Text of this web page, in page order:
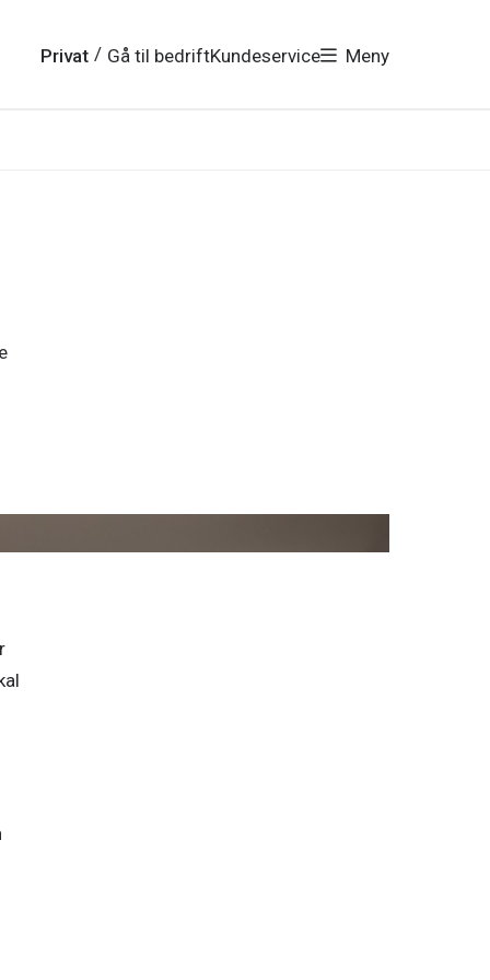
Privat / Gå til bedriftKundeservice Meny